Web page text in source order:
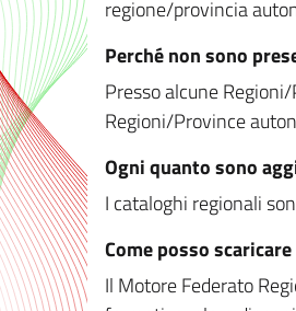
regione/provincia
Perché non sono
Presso alcune
Regioni/Province
Ogni quanto sono
I cataloghi regionali
Come posso
Il Motore Federato